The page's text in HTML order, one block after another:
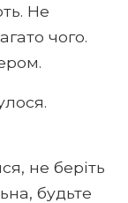
Не
чого.
не беріть
будьте